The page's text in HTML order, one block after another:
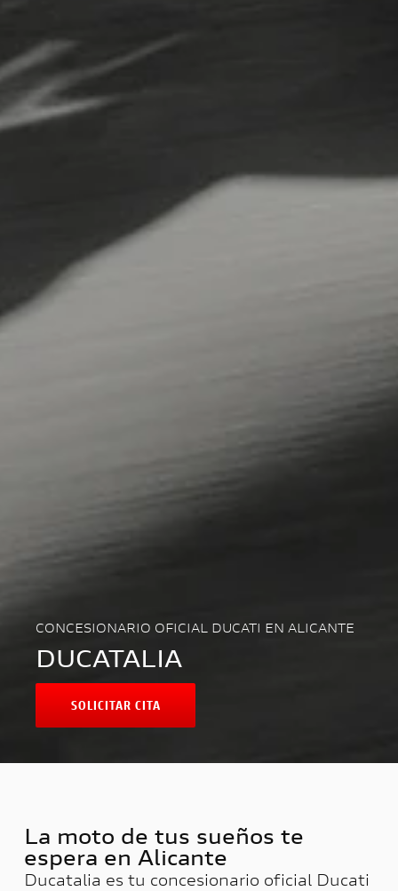
CONCESIONARIO OFICIAL DUCATI EN ALICANTE
DUCATALIA
SOLICITAR CITA
La moto de tus sueños te
espera en Alicante​
Ducatalia es tu concesionario oficial Ducati